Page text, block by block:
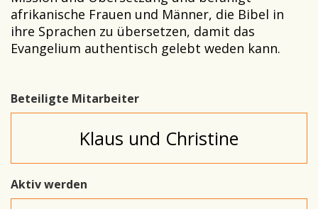
afrikanische Frauen und Männer, die Bibel in
ihre Sprachen zu übersetzen, damit das
Evangelium authentisch gelebt weden kann.
Beteiligte Mitarbeiter
Klaus und Christine
Aktiv werden